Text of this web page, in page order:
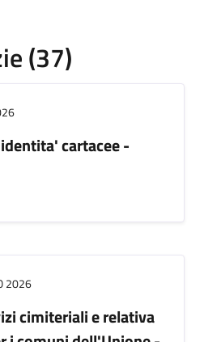
(37)
cartacee -
2026
cimiteriali e relativa